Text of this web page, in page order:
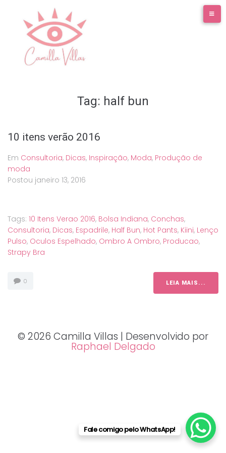
conteúdo
Tag: half bun
10 itens verão 2016
Em Consultoria, Dicas, Inspiração, Moda, Produção de
moda
Postou janeiro 13, 2016
Tags: 10 Itens Verao 2016, Bolsa Indiana, Conchas,
Consultoria, Dicas, Espadrile, Half Bun, Hot Pants, Kiini, Lenço
Pulso, Oculos Espelhado, Ombro A Ombro, Producao,
Strapy Bra
0 LEIA MAIS...
© 2026 Camilla Villas | Desenvolvido por
Raphael Delgado
Fale comigo pelo WhatsApp!